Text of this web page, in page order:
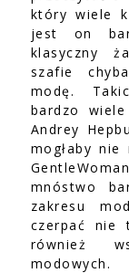
który wiele
jest on
klasyczny
szafie
modę.
bardzo
Andrey
mogłaby
mnóstwo
zakresu
czerpać nie
również
modowych.